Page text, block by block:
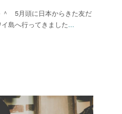
＾ 5月頭に日本からきた友だ
島へ行ってきました...